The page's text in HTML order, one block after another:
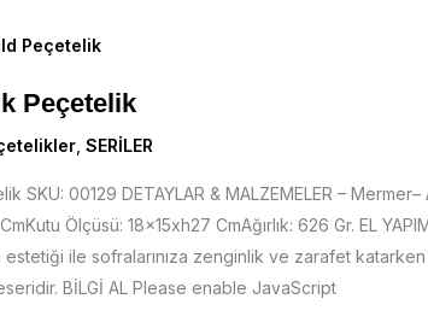
Peçetelik
, SERİLER
SKU: 00129 DETAYLAR & MALZEMELER –
Ölçüsü: 18x15xh27 CmAğırlık: 626 Gr. EL
estetiği ile sofralarınıza zenginlik ve zarafet
BİLGİ AL Please enable JavaScript